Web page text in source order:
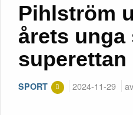
Pihlström
årets unga
superettan
SPORT 2024-11-29